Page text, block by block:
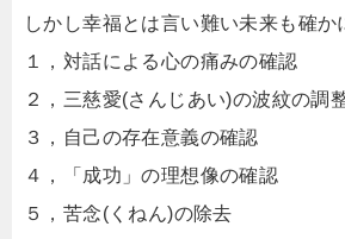
しかし幸福とは言い難い未来も確か
１，対話による心の痛みの確認
２，三慈愛(さんじあい)の波紋の調
３，自己の存在意義の確認
４，「成功」の理想像の確認
５，苦念(くねん)の除去